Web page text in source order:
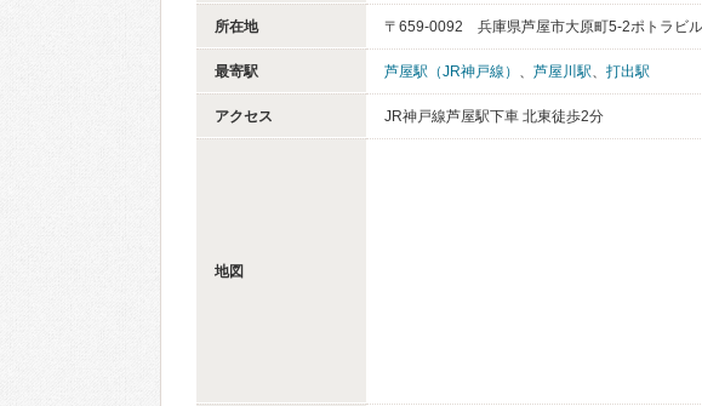
所在地 〒659-0092 兵庫県芦屋市大原町5-2ポトラビ
最寄駅 芦屋駅（JR神戸線） 、 芦屋川駅、 打出駅
アクセス JR神戸線芦屋駅下車 北東徒歩2分
地図